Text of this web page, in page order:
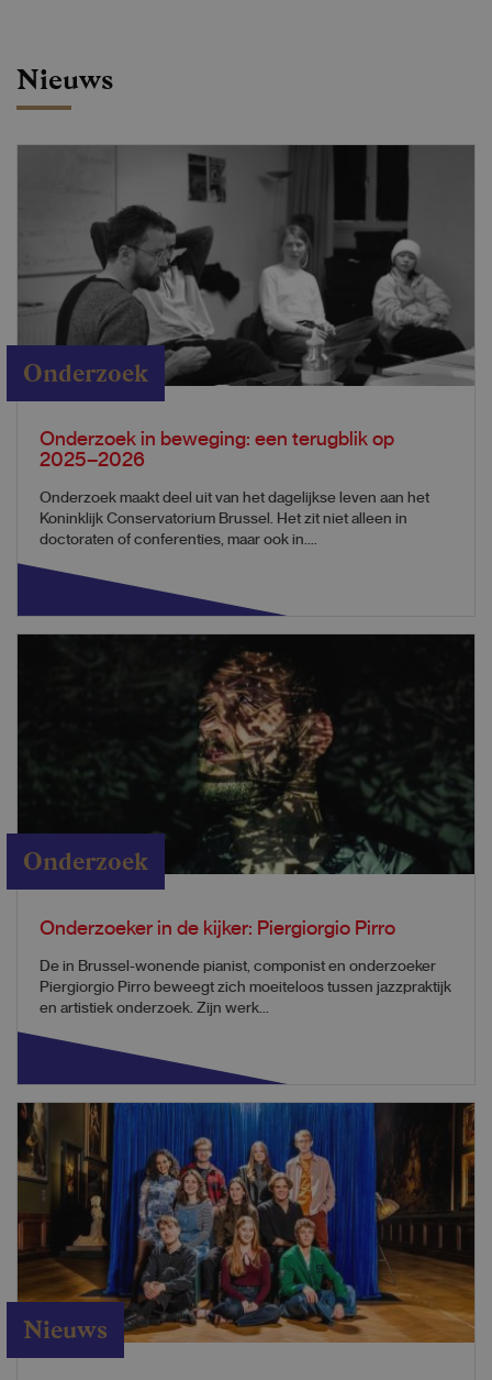
Nieuws
Onderzoek
Onderzoek in beweging: een terugblik op
2025–2026
Onderzoek maakt deel uit van het dagelijkse leven aan het
Koninklijk Conservatorium Brussel. Het zit niet alleen in
doctoraten of conferenties, maar ook in....
Onderzoek
Onderzoeker in de kijker: Piergiorgio Pirro
De in Brussel-wonende pianist, componist en onderzoeker
Piergiorgio Pirro beweegt zich moeiteloos tussen jazzpraktijk
en artistiek onderzoek. Zijn werk...
Nieuws